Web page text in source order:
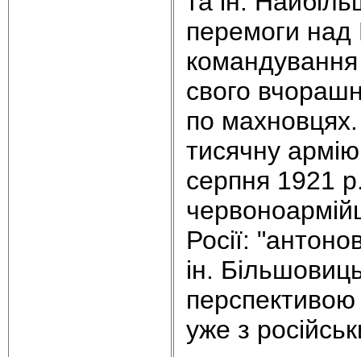
перемоги над
командування
свого
по
тисячну
серпня 1921
Росії:
ін.
уже з